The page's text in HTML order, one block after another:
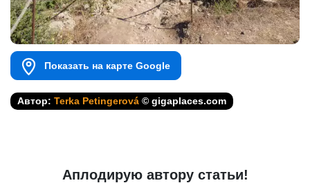
Показать на карте Google
Автор: Terka Petingerová © gigaplaces.com
Аплодирую автору статьи!